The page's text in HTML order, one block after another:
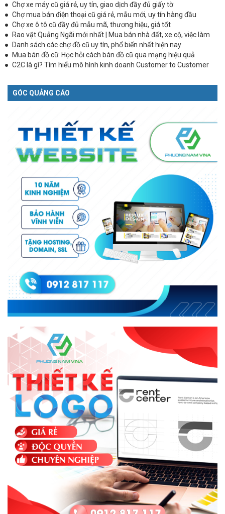
Chợ xe máy cũ giá rẻ, uy tín, giao dịch đầy đủ giấy tờ
Chợ mua bán điện thoại cũ giá rẻ, mẫu mới, uy tín hàng đầu
Chợ xe ô tô cũ đầy đủ mẫu mã, thương hiệu, giá tốt
Rao vặt Quảng Ngãi mới nhất | Mua bán nhà đất, xe cộ, việc làm
Danh sách các chợ đồ cũ uy tín, phổ biến nhất hiện nay
Mua bán đồ cũ: Học hỏi cách bán đồ cũ qua mạng hiệu quả
C2C là gì? Tìm hiểu mô hình kinh doanh Customer to Customer
GÓC QUẢNG CÁO